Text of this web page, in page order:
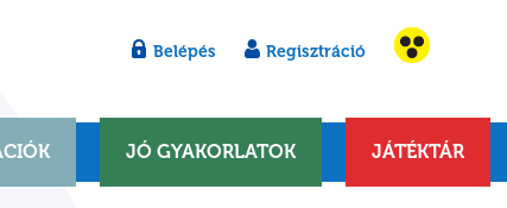
Belépés Regisztráció
JÓ GYAKORLATOK JÁTÉKTÁR